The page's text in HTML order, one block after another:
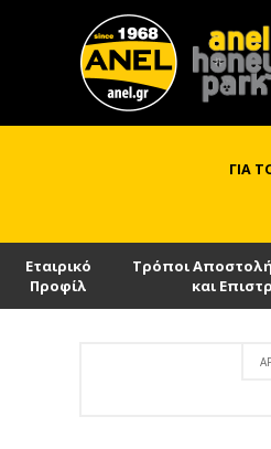
ΓΙΑ
Εταιρικό
Προφίλ
Τρόποι
και